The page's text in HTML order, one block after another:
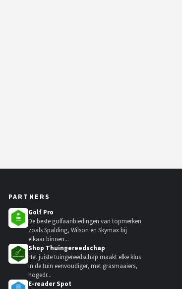
PARTNERS
Golf Pro
De beste golfaanbiedingen van topmerken
zoals Spalding, Wilson en Skymax bij
elkaar binnen...
Shop Thuingereedschap
Het juiste tuingereedschap maakt elke klus
in de tuin eenvoudiger, met grasmaaiers,
hogedr...
E-reader Spot